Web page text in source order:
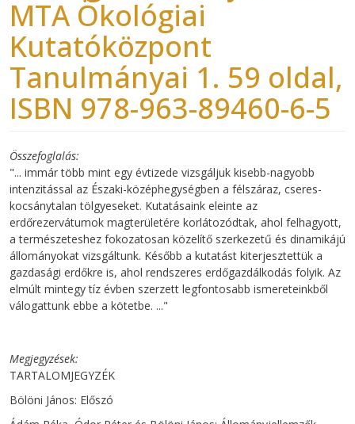
MTA Ökológiai
Kutatóközpont
Tanulmányai 1. 59 oldal,
ISBN 978-963-89460-6-5
Összefoglalás
"... immár több mint egy évtizede vizsgáljuk kisebb-nagyobb
intenzitással az Északi-középhegységben a félszáraz, cseres-
kocsánytalan tölgyeseket. Kutatásaink eleinte az
erdőrezervátumok magterületére korlátozódtak, ahol felhagyott,
a természeteshez fokozatosan közelítő szerkezetű és dinamikájú
állományokat vizsgáltunk. Később a kutatást kiterjesztettük a
gazdasági erdőkre is, ahol rendszeres erdőgazdálkodás folyik. Az
elmúlt mintegy tíz évben szerzett legfontosabb ismereteinkből
válogattunk ebbe a kötetbe. ..."
Megjegyzések
TARTALOMJEGYZÉK
Bölöni János: Előszó